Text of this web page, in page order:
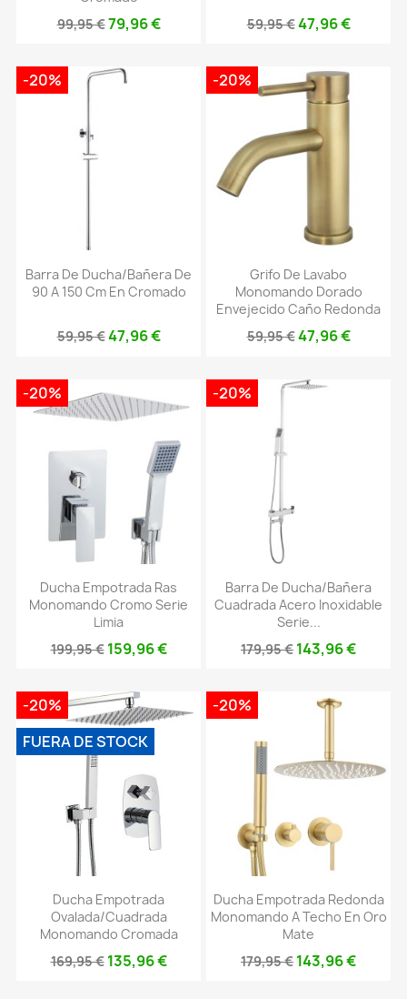
99,95 €79,96 € 59,95 €47,96 €
Barra De Ducha/bañera De
90 A 150 Cm En Cromado
59,95 €47,96 €
-20%
Grifo De Lavabo
Monomando Dorado
Envejecido Caño Redonda
59,95 €47,96 €
-20%
Ducha Empotrada Ras
Monomando Cromo Serie
Limia
199,95 € 159,96 €
-20%
Barra De Ducha/bañera
Cuadrada Acero Inoxidable
Serie...
179,95 € 143,96 €
-20%
Ducha Empotrada
Ovalada/cuadrada
Monomando Cromada
169,95 € 135,96 €
-20%
FUERA DE STOCK
Ducha Empotrada Redonda
Monomando A Techo En Oro
Mate
179,95 € 143,96 €
-20%